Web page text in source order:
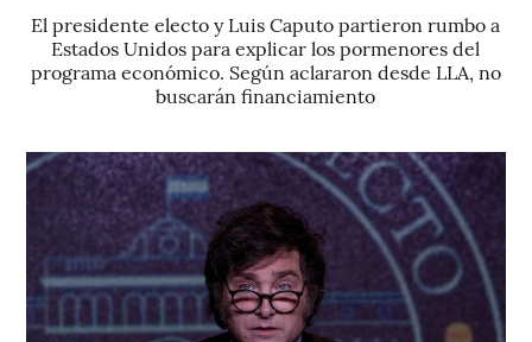
El presidente electo y Luis Caputo partieron rumbo a
Estados Unidos para explicar los pormenores del
programa económico. Según aclararon desde LLA, no
buscarán financiamiento